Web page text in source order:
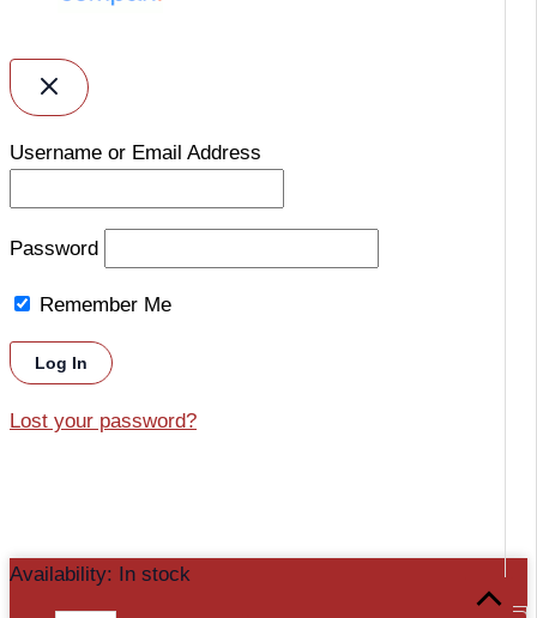
Username or Email Address
Password
Remember Me
Lost your password?
Availability: In stock
Comunicator
TCP/IP
Scroll